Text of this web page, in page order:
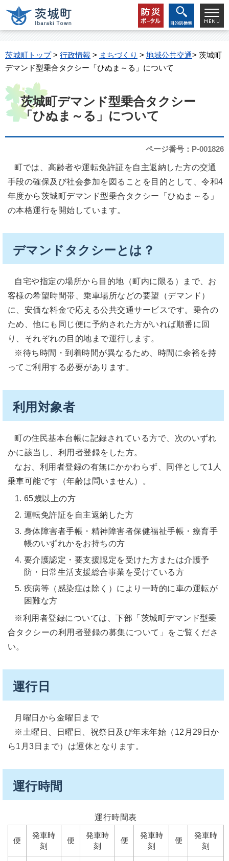
茨城町トップ> 行政情報 > まちづくり > 地域公共交通> 茨城町
デマンド型乗合タクシー「ひぬま～る」について
茨城町デマンド型乗合タクシー
「ひぬま～る」について
ページ番号：P-001826
町では、高齢者や運転免許証を自主返納した方の交通
手段の確保及び社会参加を図ることを目的として、令和4
年度から茨城町デマンド型乗合タクシー「ひぬま～る」
の本格運行を開始しています。
デマンドタクシーとは？
自宅や指定の場所から目的地（町内に限る）まで、お
客様の希望時間帯、乗車場所などの要望（デマンド）
に、安価な料金で応える公共交通サービスです。乗合の
ため、他にも同じ便に予約された方がいれば順番に回
り、それぞれの目的地まで運行します。
※待ち時間・到着時間が異なるため、時間に余裕を持
ってご利用する必要があります。
利用対象者
町の住民基本台帳に記録されている方で、次のいずれ
かに該当し、利用者登録をした方。
なお、利用者登録の有無にかかわらず、同伴として1人
乗車可能です（年齢は問いません）。
65歳以上の方
運転免許証を自主返納した方
身体障害者手帳・精神障害者保健福祉手帳・療育手
帳のいずれかをお持ちの方
要介護認定・要支援認定を受けた方または介護予
防・日常生活支援総合事業を受けている方
疾病等（感染症は除く）により一時的に車の運転が
困難な方
※利用者登録については、下部「茨城町デマンド型乗
合タクシーの利用者登録の募集について」をご覧くださ
い。
運行日
月曜日から金曜日まで
※土曜日、日曜日、祝祭日及び年末年始（12月29日か
ら1月3日まで）は運休となります。
運行時間
運行時間表
便
発車時
刻
便
発車時
刻
便
発車時
刻
便
発車時
刻